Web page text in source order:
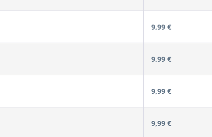
9,99 €
9,99 €
9,99 €
9,99 €